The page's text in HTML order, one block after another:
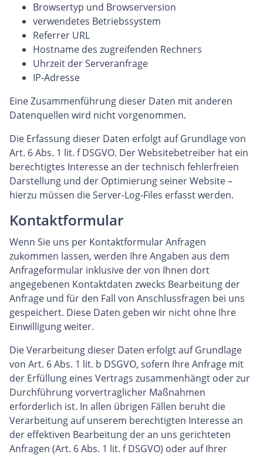
Browsertyp und Browserversion
verwendetes Betriebssystem
Referrer URL
Hostname des zugreifenden Rechners
Uhrzeit der Serveranfrage
IP-Adresse
Eine Zusammenführung dieser Daten mit anderen
Datenquellen wird nicht vorgenommen.
Die Erfassung dieser Daten erfolgt auf Grundlage von
Art. 6 Abs. 1 lit. f DSGVO. Der Websitebetreiber hat ein
berechtigtes Interesse an der technisch fehlerfreien
Darstellung und der Optimierung seiner Website –
hierzu müssen die Server-Log-Files erfasst werden.
Kontaktformular
Wenn Sie uns per Kontaktformular Anfragen
zukommen lassen, werden Ihre Angaben aus dem
Anfrageformular inklusive der von Ihnen dort
angegebenen Kontaktdaten zwecks Bearbeitung der
Anfrage und für den Fall von Anschlussfragen bei uns
gespeichert. Diese Daten geben wir nicht ohne Ihre
Einwilligung weiter.
Die Verarbeitung dieser Daten erfolgt auf Grundlage
von Art. 6 Abs. 1 lit. b DSGVO, sofern Ihre Anfrage mit
der Erfüllung eines Vertrags zusammenhängt oder zur
Durchführung vorvertraglicher Maßnahmen
erforderlich ist. In allen übrigen Fällen beruht die
Verarbeitung auf unserem berechtigten Interesse an
der effektiven Bearbeitung der an uns gerichteten
Anfragen (Art. 6 Abs. 1 lit. f DSGVO) oder auf Ihrer